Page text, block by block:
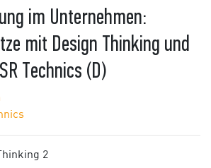
im Unternehmen:
mit Design Thinking und
Technics (D)
2